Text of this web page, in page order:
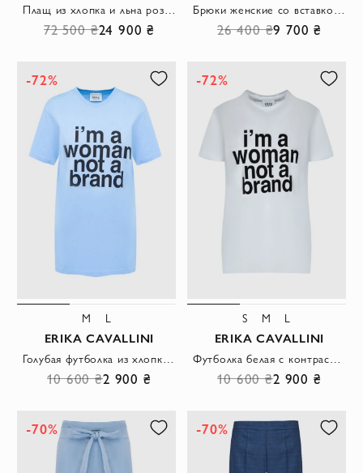
Плащ из хлопка и льна розовый женский
72 500 ₴24 900 ₴
Брюки женские со вставкой из плиссированной ткани бежевые
26 400 ₴9 700 ₴
-72%
M L
ERIKA CAVALLINI
Голубая футболка из хлопка с крупным принтом I'm a woman
10 600 ₴2 900 ₴
-72%
S M L
ERIKA CAVALLINI
Футболка белая с контрастным текстовым принтом и округлой горловиной
10 600 ₴2 900 ₴
-70% -70%